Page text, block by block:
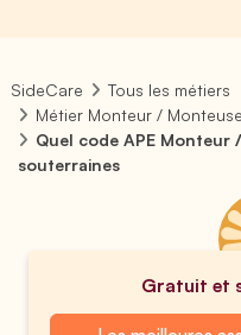
SideCare
Tous les métiers
Métier Monteur /
Quel code APE Monteur
souterraines
Gratuit et